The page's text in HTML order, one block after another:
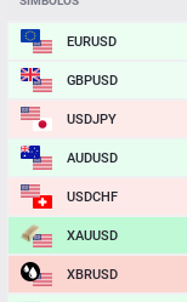
EURUSD
GBPUSD
USDJPY
AUDUSD
USDCHF
XAUUSD
XBRUSD